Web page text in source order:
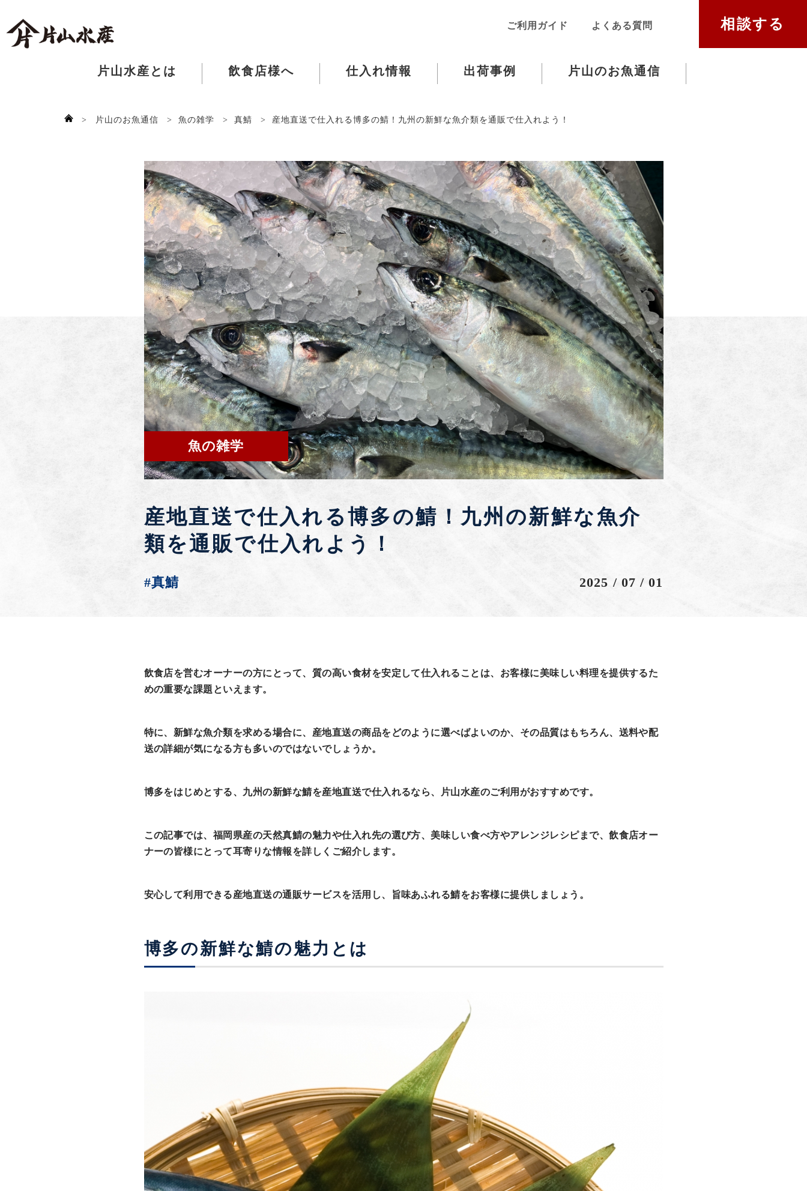
ご利用ガイド よくある質問 相談する
片山水産とは 飲食店様へ 仕入れ情報 出荷事例 片山のお魚通信
> 片山のお魚通信 > 魚の雑学 > 真鯖 > 産地直送で仕入れる博多の鯖！九州の新鮮な魚介類を通販で仕入れよう！
魚の雑学
産地直送で仕入れる博多の鯖！九州の新鮮な魚介
類を通販で仕入れよう！
#真鯖 2025 / 07 / 01
飲食店を営むオーナーの方にとって、質の高い食材を安定して仕入れることは、お客様に美味しい料理を提供するた
めの重要な課題といえます。
特に、新鮮な魚介類を求める場合に、産地直送の商品をどのように選べばよいのか、その品質はもちろん、送料や配
送の詳細が気になる方も多いのではないでしょうか。
博多をはじめとする、九州の新鮮な鯖を産地直送で仕入れるなら、片山水産のご利用がおすすめです。
この記事では、福岡県産の天然真鯖の魅力や仕入れ先の選び方、美味しい食べ方やアレンジレシピまで、飲食店オー
ナーの皆様にとって耳寄りな情報を詳しくご紹介します。
安心して利用できる産地直送の通販サービスを活用し、旨味あふれる鯖をお客様に提供しましょう。
博多の新鮮な鯖の魅力とは